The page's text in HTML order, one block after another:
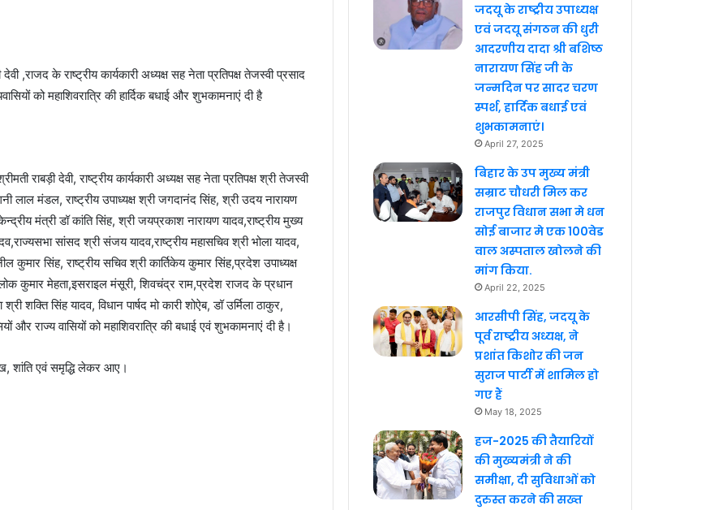
,राजद के राष्ट्रीय कार्यकारी अध्यक्ष सह नेता प्रतिपक्ष तेजस्वी प्रसाद
को महाशिवरात्रि की हार्दिक बधाई और शुभकामनाएं दी है
राबड़ी देवी, राष्ट्रीय कार्यकारी अध्यक्ष सह नेता प्रतिपक्ष श्री तेजस्वी
लाल मंडल, राष्ट्रीय उपाध्यक्ष श्री जगदानंद सिंह, श्री उदय नारायण
केन्द्रीय मंत्री डॉ कांति सिंह, श्री जयप्रकाश नारायण यादव,राष्ट्रीय मुख्य
सांसद श्री संजय यादव,राष्ट्रीय महासचिव श्री भोला यादव,
कुमार सिंह, राष्ट्रीय सचिव श्री कार्तिकेय कुमार सिंह,प्रदेश उपाध्यक्ष
कुमार मेहता,इसराइल मंसूरी, शिवचंद्र राम,प्रदेश राजद के प्रधान
सिंह यादव, विधान पार्षद मो कारी शोऐब, डॉ उर्मिला ठाकुर,
राज्य वासियों को महाशिवरात्रि की बधाई एवं शुभकामनाएं दी है।
शांति एवं समृद्धि लेकर आए।
जदयू के राष्ट्रीय उपाध्यक्ष
एवं जदयू संगठन की धुरी
आदरणीय दादा श्री बशिष्ठ
नारायण सिंह जी के
जन्मदिन पर सादर चरण
स्पर्श, हार्दिक बधाई एवं
शुभकामनाएं।
April 27, 2025
बिहार के उप मुख्य मंत्री
सम्राट चौधरी मिल कर
राजपुर विधान सभा मे धन
सोई बाजार मे एक 100वेड
वाल अस्पताल खोलने की
मांग किया.
April 22, 2025
आरसीपी सिंह, जदयू के
पूर्व राष्ट्रीय अध्यक्ष, ने
प्रशांत किशोर की जन
सुराज पार्टी में शामिल हो
गए हैं
May 18, 2025
हज-2025 की तैयारियों
की मुख्यमंत्री ने की
समीक्षा, दी सुविधाओं को
दुरुस्त करने की सख्त